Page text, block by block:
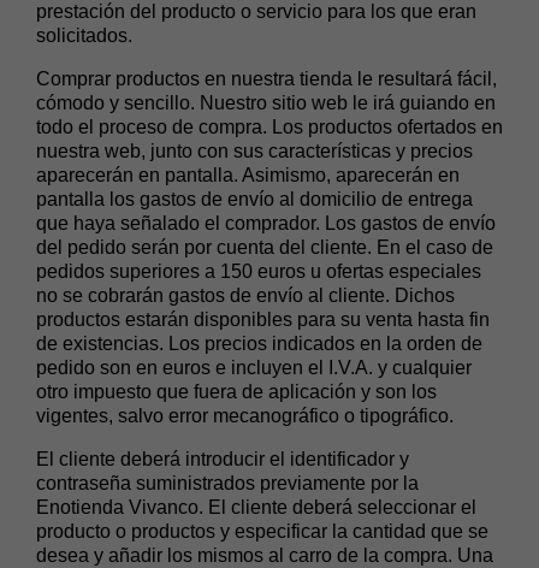
prestación del producto o servicio para los que eran
solicitados.
Comprar productos en nuestra tienda le resultará fácil,
cómodo y sencillo. Nuestro sitio web le irá guiando en
todo el proceso de compra. Los productos ofertados en
nuestra web, junto con sus características y precios
aparecerán en pantalla. Asimismo, aparecerán en
pantalla los gastos de envío al domicilio de entrega
que haya señalado el comprador. Los gastos de envío
del pedido serán por cuenta del cliente. En el caso de
pedidos superiores a 150 euros u ofertas especiales
no se cobrarán gastos de envío al cliente. Dichos
productos estarán disponibles para su venta hasta fin
de existencias. Los precios indicados en la orden de
pedido son en euros e incluyen el I.V.A. y cualquier
otro impuesto que fuera de aplicación y son los
vigentes, salvo error mecanográfico o tipográfico.
El cliente deberá introducir el identificador y
contraseña suministrados previamente por la
Enotienda Vivanco. El cliente deberá seleccionar el
producto o productos y especificar la cantidad que se
desea y añadir los mismos al carro de la compra. Una